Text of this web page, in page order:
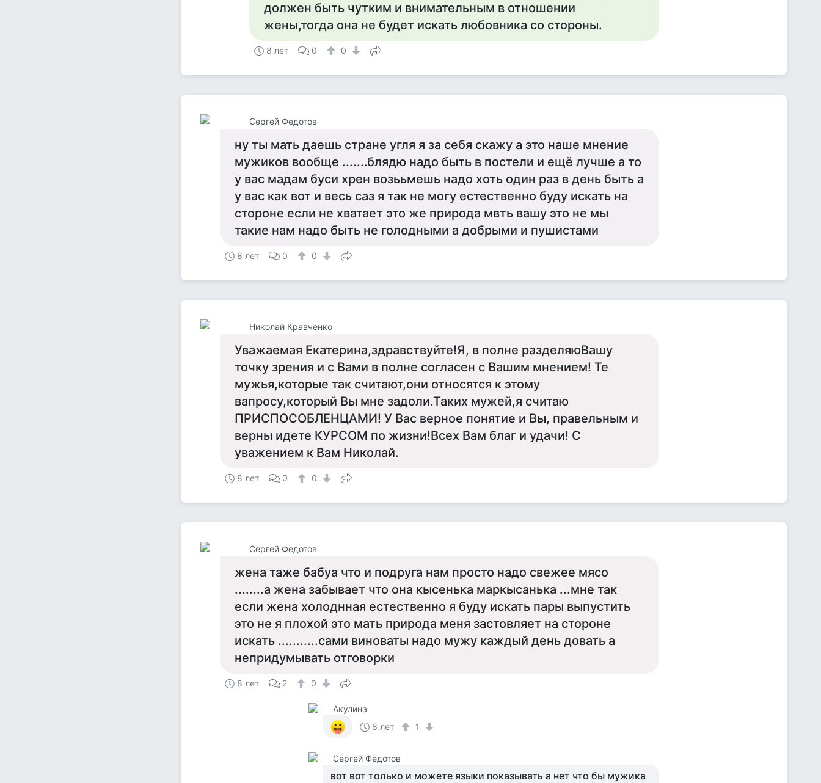
должен быть чутким и внимательным в отношении
жены,тогда она не будет искать любовника со стороны.
8 лет 0 0
Сергей Федотов
ну ты мать даешь стране угля я за себя скажу а это наше мнение
мужиков вообще .......блядю надо быть в постели и ещё лучше а то
у вас мадам буси хрен возььмешь надо хоть один раз в день быть а
у вас как вот и весь саз я так не могу естественно буду искать на
стороне если не хватает это же природа мвть вашу это не мы
такие нам надо быть не голодными а добрыми и пушистами
8 лет 0 0
Николай Кравченко
Уважаемая Екатерина,здравствуйте!Я, в полне разделяюВашу
точку зрения и с Вами в полне согласен с Вашим мнением! Те
мужья,которые так считают,они относятся к этому
вапросу,который Вы мне задоли.Таких мужей,я считаю
ПРИСПОСОБЛЕНЦАМИ! У Вас верное понятие и Вы, правельным и
верны идете КУРСОМ по жизни!Всех Вам благ и удачи! С
уважением к Вам Николай.
8 лет 0 0
Сергей Федотов
жена таже бабуа что и подруга нам просто надо свежее мясо
........а жена забывает что она кысенька маркысанька ...мне так
если жена холоднная естественно я буду искать пары выпустить
это не я плохой это мать природа меня застовляет на стороне
искать ...........сами виноваты надо мужу каждый день довать а
непридумывать отговорки
8 лет 2 0
Акулина
8 лет
1
Сергей Федотов
вот вот только и можете языки показывать а нет что бы мужика